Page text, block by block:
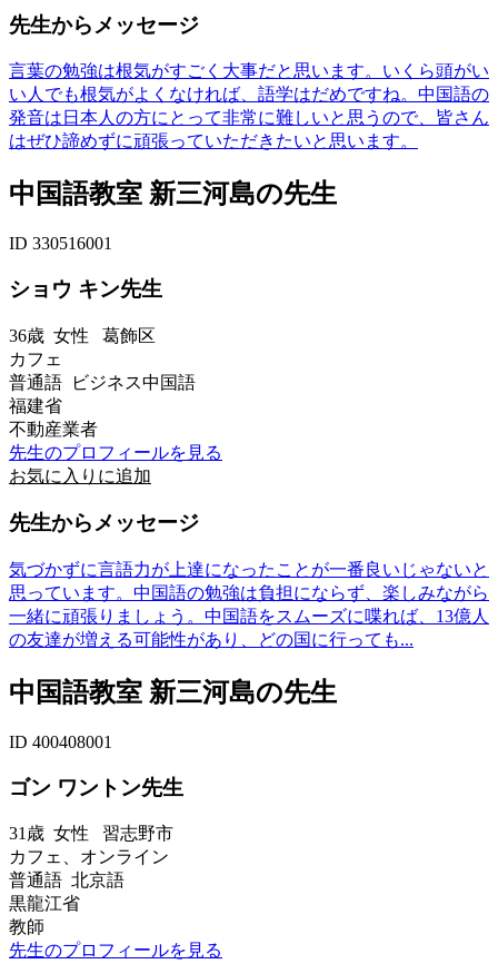
先生からメッセージ
言葉の勉強は根気がすごく大事だと思います。いくら頭がい
い人でも根気がよくなければ、語学はだめですね。中国語の
発音は日本人の方にとって非常に難しいと思うので、皆さん
はぜひ諦めずに頑張っていただきたいと思います。
中国語教室 新三河島の先生
ID 330516001
ショウ キン先生
36歳 女性 葛飾区
カフェ
普通語 ビジネス中国語
福建省
不動産業者
先生のプロフィールを見る
お気に入りに追加
先生からメッセージ
気づかずに言語力が上達になったことが一番良いじゃないと
思っています。中国語の勉強は負担にならず、楽しみながら
一緒に頑張りましょう。中国語をスムーズに喋れば、13億人
の友達が増える可能性があり、どの国に行っても...
中国語教室 新三河島の先生
ID 400408001
ゴン ワントン先生
31歳 女性 習志野市
カフェ、オンライン
普通語 北京語
黒龍江省
教師
先生のプロフィールを見る